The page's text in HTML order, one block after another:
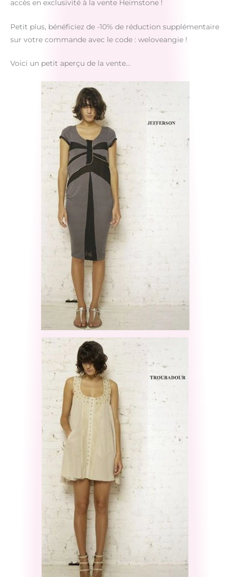
accès en exclusivité à la vente Heimstone !
Petit plus, bénéficiez de -10% de réduction supplémentaire
sur votre commande avec le code : weloveangie !
Voici un petit aperçu de la vente…